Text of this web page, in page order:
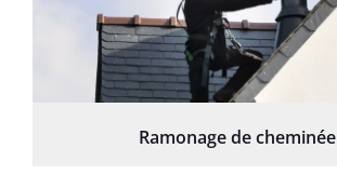
Ramonage de cheminée